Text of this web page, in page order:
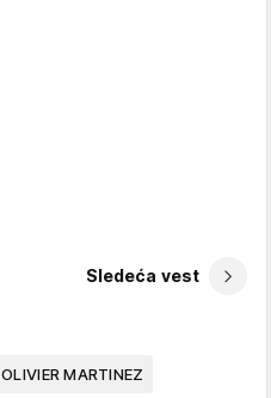
Sledeća vest
OLIVIER MARTINEZ